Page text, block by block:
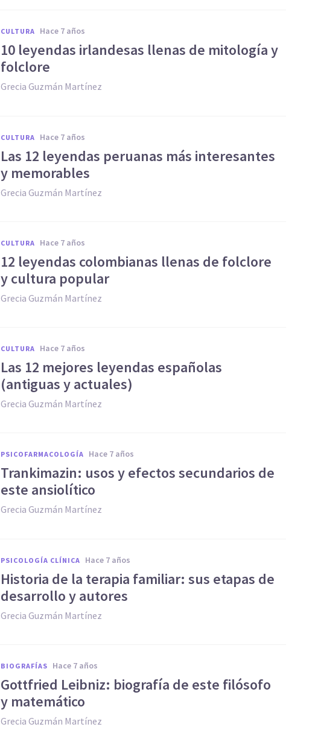
CULTURA hace 7 años
10 leyendas irlandesas llenas de mitología y
folclore
Grecia Guzmán Martínez
CULTURA hace 7 años
Las 12 leyendas peruanas más interesantes
y memorables
Grecia Guzmán Martínez
CULTURA hace 7 años
12 leyendas colombianas llenas de folclore
y cultura popular
Grecia Guzmán Martínez
CULTURA hace 7 años
Las 12 mejores leyendas españolas
(antiguas y actuales)
Grecia Guzmán Martínez
PSICOFARMACOLOGÍA hace 7 años
Trankimazin: usos y efectos secundarios de
este ansiolítico
Grecia Guzmán Martínez
PSICOLOGÍA CLÍNICA hace 7 años
Historia de la terapia familiar: sus etapas de
desarrollo y autores
Grecia Guzmán Martínez
BIOGRAFÍAS hace 7 años
Gottfried Leibniz: biografía de este filósofo
y matemático
Grecia Guzmán Martínez